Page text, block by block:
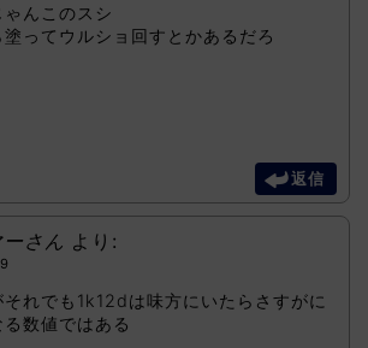
んこのスシ
ってウルショ回すとかあるだろ
返信
さん より:
れでも1k12dは味方にいたらさすがに
数値ではある